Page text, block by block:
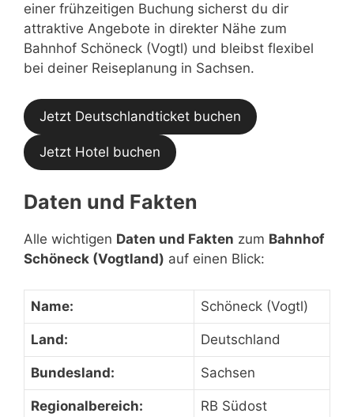
einer frühzeitigen Buchung sicherst du dir
attraktive Angebote in direkter Nähe zum
Bahnhof Schöneck (Vogtl) und bleibst flexibel
bei deiner Reiseplanung in Sachsen.
Jetzt Deutschlandticket buchen
Jetzt Hotel buchen
Daten und Fakten
Alle wichtigen Daten und Fakten zum Bahnhof
Schöneck (Vogtland) auf einen Blick:
Name: Schöneck (Vogtl)
Land: Deutschland
Bundesland: Sachsen
Regionalbereich: RB Südost